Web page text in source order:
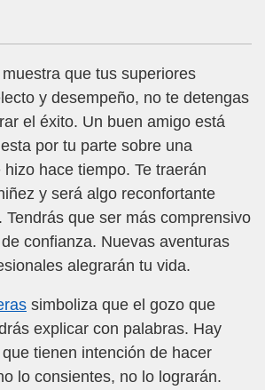
muestra que tus superiores
y desempeño, no te detengas
el éxito. Un buen amigo está
por tu parte sobre una
hace tiempo. Te traerán
y será algo reconfortante
Tendrás que ser más comprensivo
confianza. Nuevas aventuras
alegrarán tu vida.
simboliza que el gozo que
explicar con palabras. Hay
tienen intención de hacer
lo consientes, no lo lograrán.